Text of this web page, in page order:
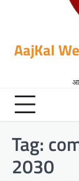
AajKal
Tag:
2030